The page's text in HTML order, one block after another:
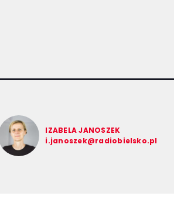
IZABELA JANOSZEK
i.janoszek@radiobielsko.pl